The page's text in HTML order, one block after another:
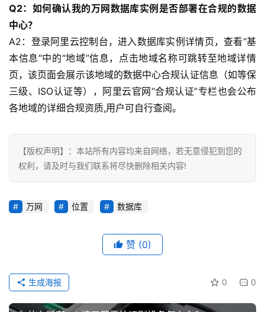
Q2：如何确认我的万网数据库实例是否部署在合规的数据
中心？
A2：登录阿里云控制台，进入数据库实例详情页，查看“基
本信息”中的“地域”信息，点击地域名称可跳转至地域详情
页，该页面会展示该地域的数据中心合规认证信息（如等保
三级、ISO认证等），阿里云官网“合规认证”专栏也会公布
各地域的详细合规资质,用户可自行查阅。
【版权声明】：本站所有内容均来自网络，若无意侵犯到您的
权利，请及时与我们联系将尽快删除相关内容!
万网 位置 数据库
赞 (0)
0 0
生成海报